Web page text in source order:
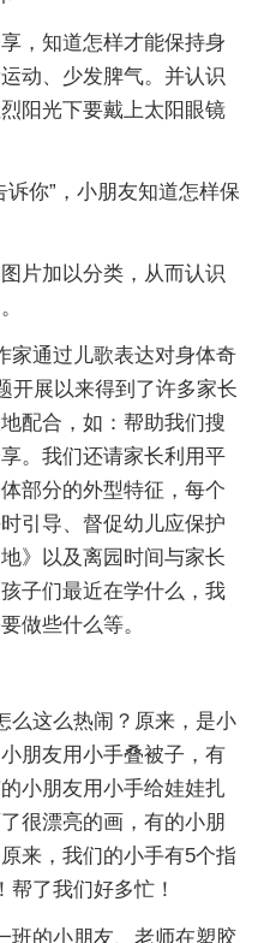
，知道怎样才能保持身
动、少发脾气。并认识
阳光下要戴上太阳眼镜
你”，小朋友知道怎样保
片加以分类，从而认识
家通过儿歌表达对身体奇
开展以来得到了许多家长
配合，如：帮助我们搜
。我们还请家长利用平
部分的外型特征，每个
引导、督促幼儿应保护
》以及离园时间与家长
子们最近在学什么，我
做些什么等。
么这么热闹？原来，是小
朋友用小手叠被子，有
小朋友用小手给娃娃扎
很漂亮的画，有的小朋
来，我们的小手有5个指
帮了我们好多忙！
班的小朋友、老师在塑胶